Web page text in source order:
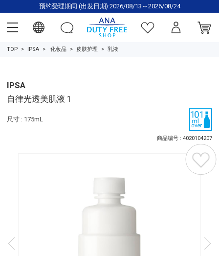
预约受理期间 (出发日期):2026/08/13～2026/08/24
TOP IPSA 化妆品 皮肤护理 乳液
IPSA
自律光透美肌液 1
尺寸 : 175mL
商品编号 : 4020104207